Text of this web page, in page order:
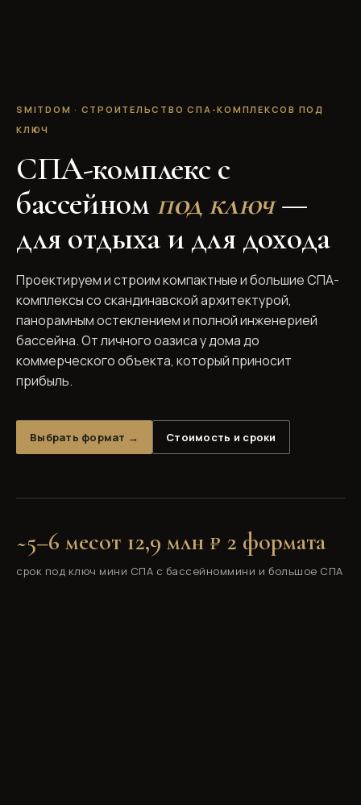
SMITDOM · СТРОИТЕЛЬСТВО СПА-КОМПЛЕКСОВ ПОД
КЛЮЧ
СПА-комплекс с
бассейномпод ключ—
для отдыха и для дохода
Проектируем и строим компактные и большие СПА-
комплексы со скандинавской архитектурой,
панорамным остеклением и полной инженерией
бассейна. От личного оазиса у дома до
коммерческого объекта, который приносит
прибыль.
Выбрать формат → Стоимость и сроки
~5–6 мес
срок под ключ
от 12,9 млн ₽
мини СПА с бассейном
2 формата
мини и большое СПА